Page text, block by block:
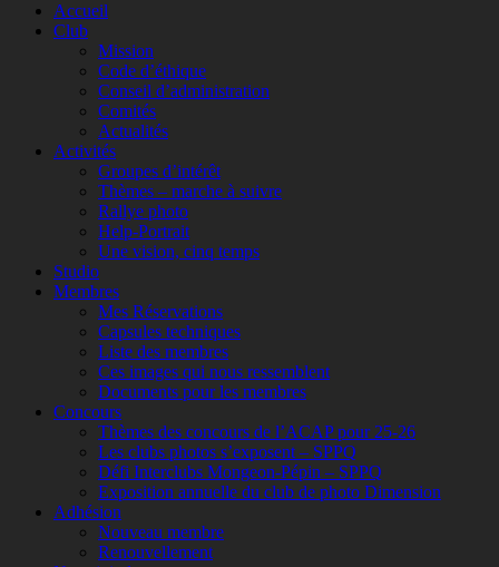
Accueil
Club
Mission
Code d’éthique
Conseil d’administration
Comités
Actualités
Activités
Groupes d’intérêt
Thèmes – marche à suivre
Rallye photo
Help-Portrait
Une vision, cinq temps
Studio
Membres
Mes Réservations
Capsules techniques
Liste des membres
Ces images qui nous ressemblent
Documents pour les membres
Concours
Thèmes des concours de l’ACAP pour 25-26
Les clubs photos s’exposent – SPPQ
Défi Interclubs Mongeon-Pépin – SPPQ
Exposition annuelle du club de photo Dimension
Adhésion
Nouveau membre
Renouvellement